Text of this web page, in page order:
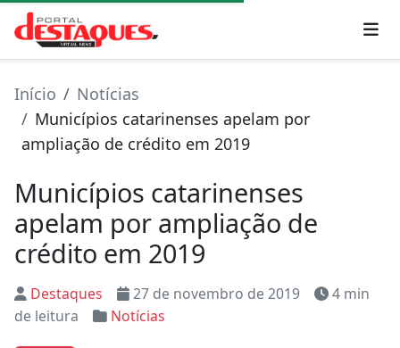
Início
Notícias
Municípios catarinenses apelam por
ampliação de crédito em 2019
Municípios catarinenses
apelam por ampliação de
crédito em 2019
Destaques 27 de novembro de 2019
4 min
de leitura
Notícias